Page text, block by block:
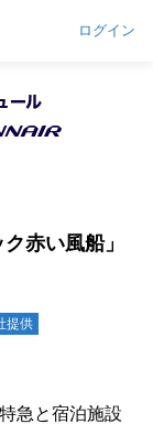
ログイン
赤い風船」
提供
急と宿泊施設